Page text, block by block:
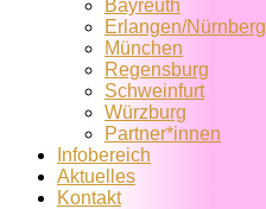
Bayreuth
Erlangen/Nürnberg
München
Regensburg
Schweinfurt
Würzburg
Partner*innen
Infobereich
Aktuelles
Kontakt